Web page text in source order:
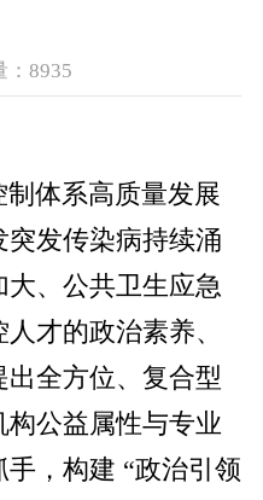
：8935
制体系高质量发展
发传染病持续涌
、公共卫生应急
才的政治素养、
全方位、复合型
公益属性与专业
，构建 “政治引领